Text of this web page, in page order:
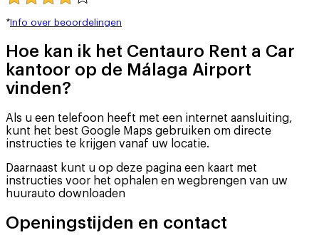
*Info over beoordelingen
Hoe kan ik het Centauro Rent a Car
kantoor op de Málaga Airport
vinden?
Als u een telefoon heeft met een internet aansluiting,
kunt het best Google Maps gebruiken om directe
instructies te krijgen vanaf uw locatie.
Daarnaast kunt u op deze pagina een kaart met
instructies voor het ophalen en wegbrengen van uw
huurauto downloaden
Openingstijden en contact